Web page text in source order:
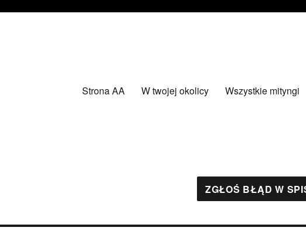
Strona AA W twojej okolicy Wszystkie mityngi
ZGŁOŚ BŁĄD W